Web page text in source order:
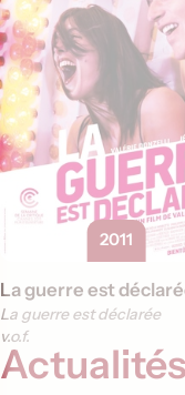
2011
La guerre est
La guerre est déclarée
v.o.f.